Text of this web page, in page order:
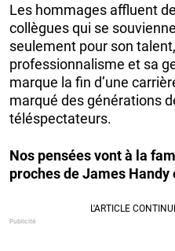
Les hommages affluent
collègues qui se
seulement pour son
professionnalisme et sa
marque la fin d’une
marqué des générations
téléspectateurs.
Nos pensées vont à la
proches de James